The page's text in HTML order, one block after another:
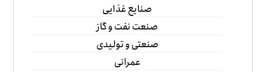
صنایع غذایی
صنعت نفت و گاز
صنعتی و تولیدی
عمرانی